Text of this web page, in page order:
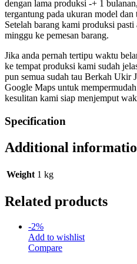
dengan lama produksi -+ 1
tergantung pada ukuran model
Setelah barang kami produksi
minggu ke pemesan barang.
Jika anda pernah tertipu waktu
ke tempat produksi kami sudah
pun semua sudah tau Berkah Ukir
Google Maps untuk
kesulitan kami siap menjemput
Specification
Additional
Weight 1 kg
Related products
-2%
Add to wishlist
Compare